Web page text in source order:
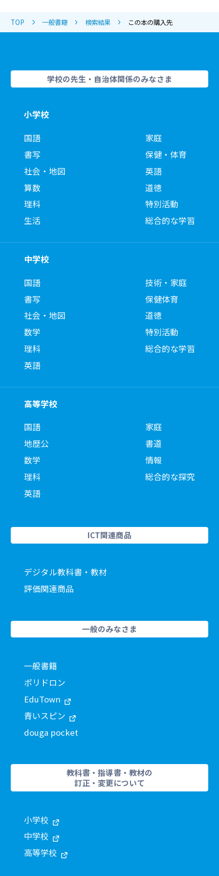
TOP 一般書籍 検索結果 この本の購入先
学校の先生・自治体関係のみなさま
小学校
国語
書写
社会・地図
算数
理科
生活
家庭
保健・体育
英語
道徳
特別活動
総合的な学習
中学校
国語
書写
社会・地図
数学
理科
英語
技術・家庭
保健体育
道徳
特別活動
総合的な学習
高等学校
国語
地歴公
数学
理科
英語
家庭
書道
情報
総合的な探究
ICT関連商品
デジタル教科書・教材
評価関連商品
一般のみなさま
一般書籍
ポリドロン
EduTown
青いスピン
douga pocket
教科書・指導書・教材の
訂正・変更について
小学校
中学校
高等学校